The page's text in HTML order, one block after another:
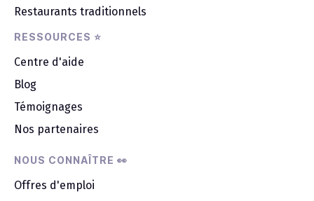
Restaurants traditionnels
RESSOURCES ⭐
Centre d'aide
Blog
Témoignages
Nos partenaires
NOUS CONNAÎTRE 👀
Offres d'emploi